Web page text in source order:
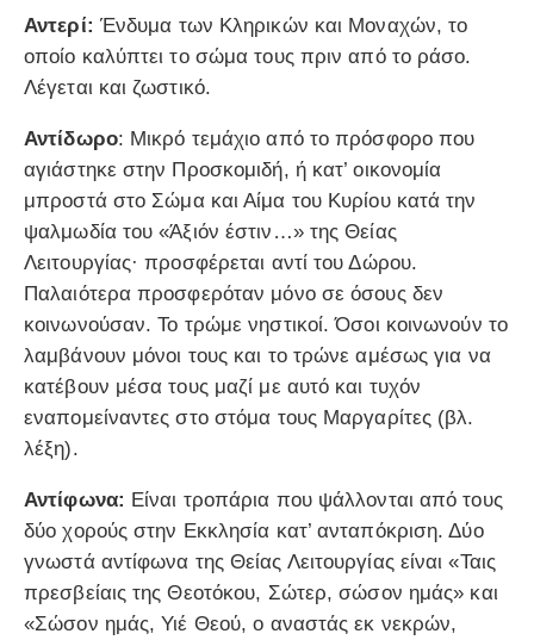
Αντερί: Ένδυμα των Κληρικών και Μοναχών, το
οποίο καλύπτει το σώμα τους πριν από το ράσο.
Λέγεται και ζωστικό.
Αντίδωρο: Μικρό τεμάχιο από το πρόσφορο που
αγιάστηκε στην Προσκομιδή, ή κατ’ οικονομία
μπροστά στο Σώμα και Αίμα του Κυρίου κατά την
ψαλμωδία του «Άξιόν έστιν…» της Θείας
Λειτουργίας· προσφέρεται αντί του Δώρου.
Παλαιότερα προσφερόταν μόνο σε όσους δεν
κοινωνούσαν. Το τρώμε νηστικοί. Όσοι κοινωνούν το
λαμβάνουν μόνοι τους και το τρώνε αμέσως για να
κατέβουν μέσα τους μαζί με αυτό και τυχόν
εναπομείναντες στο στόμα τους Μαργαρίτες (βλ.
λέξη).
Αντίφωνα: Είναι τροπάρια που ψάλλονται από τους
δύο χορούς στην Εκκλησία κατ’ ανταπόκριση. Δύο
γνωστά αντίφωνα της Θείας Λειτουργίας είναι «Ταις
πρεσβείαις της Θεοτόκου, Σώτερ, σώσον ημάς» και
«Σώσον ημάς, Υιέ Θεού, ο αναστάς εκ νεκρών,